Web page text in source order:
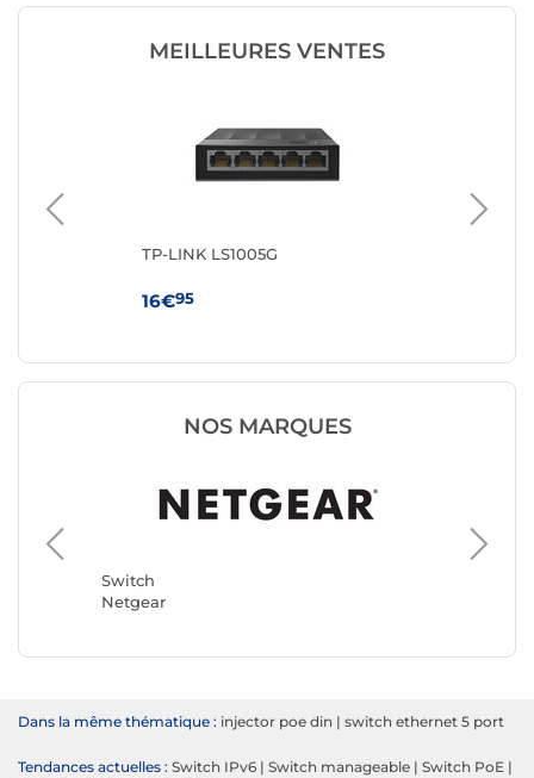
MEILLEURES VENTES
TP-LINK LS1005G
16€95
NOS MARQUES
Switch
Netgear
Switch
TP-LINK
Dans la même thématique : injector poe din | switch ethernet 5 port
Tendances actuelles : Switch IPv6 | Switch manageable | Switch PoE |